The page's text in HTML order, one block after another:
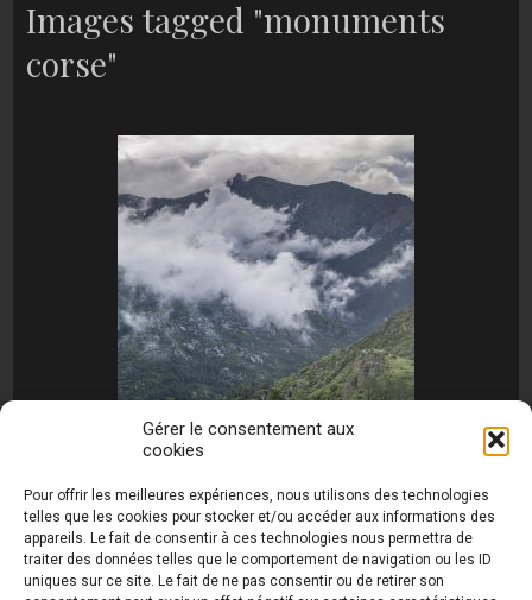
Gérer le consentement aux
cookies
Pour offrir les meilleures expériences, nous utilisons des technologies
telles que les cookies pour stocker et/ou accéder aux informations des
appareils. Le fait de consentir à ces technologies nous permettra de
traiter des données telles que le comportement de navigation ou les ID
uniques sur ce site. Le fait de ne pas consentir ou de retirer son
Images tagged "monuments
corse"